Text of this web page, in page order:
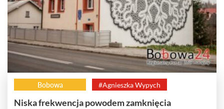
Bobowa #Agnieszka Wypych
Niska frekwencja powodem zamknięcia